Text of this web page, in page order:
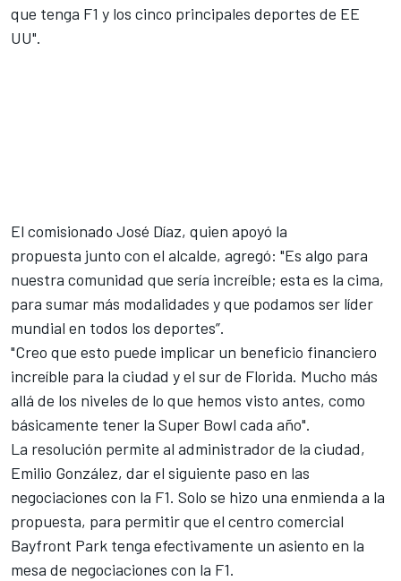
que tenga F1 y los cinco principales deportes de EE
UU".
El comisionado José Díaz, quien apoyó la
propuesta junto con el alcalde, agregó: "Es algo para
nuestra comunidad que sería increíble; esta es la cima,
para sumar más modalidades y que podamos ser líder
mundial en todos los deportes”.
"Creo que esto puede implicar un beneficio financiero
increíble para la ciudad y el sur de Florida. Mucho más
allá de los niveles de lo que hemos visto antes, como
básicamente tener la Super Bowl cada año".
La resolución permite al administrador de la ciudad,
Emilio González, dar el siguiente paso en las
negociaciones con la F1. Solo se hizo una enmienda a la
propuesta, para permitir que el centro comercial
Bayfront Park tenga efectivamente un asiento en la
mesa de negociaciones con la F1.